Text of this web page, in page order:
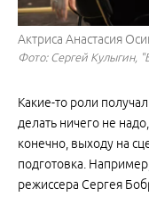
Актриса Анастасия
Фото: Сергей Кулыгин,
Какие-то роли
делать ничего не
конечно, выходу на
подготовка.
режиссера Сергея